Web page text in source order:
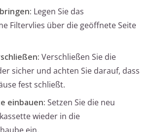
Legen Sie das
Filtervlies über die geöffnete Seite
Verschließen Sie die
sicher und achten Sie darauf, dass
fest schließt.
einbauen: Setzen Sie die neu
wieder in die